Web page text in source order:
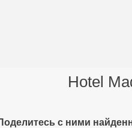
Hotel
с ними